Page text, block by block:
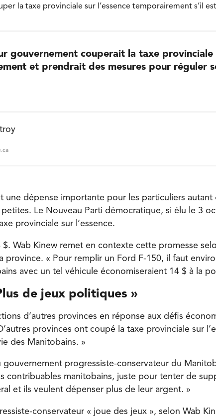
la taxe provinciale sur l’essence temporairement s’il
gouvernement couperait la taxe provinciale
et prendrait des mesures pour réguler
une dépense importante pour les particuliers autant
Le Nouveau Parti démocratique, si élu le 3
provinciale sur l’essence.
$. Wab Kinew remet en contexte cette promesse
province. « Pour remplir un Ford F-150, il faut
avec un tel véhicule économiseraient 14 $ à la
de jeux politiques »
d’autres provinces en réponse aux défis
provinces ont coupé la taxe provinciale sur
des Manitobains. »
gouvernement progressiste-conservateur du
contribuables manitobains, juste pour tenter de
et ils veulent dépenser plus de leur argent. »
conservateur « joue des jeux », selon Wab